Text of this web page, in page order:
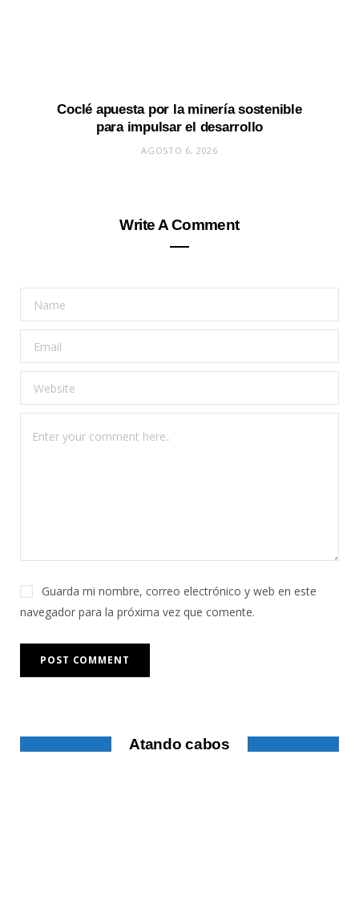
Coclé apuesta por la minería sostenible
para impulsar el desarrollo
AGOSTO 6, 2026
Write A Comment
Guarda mi nombre, correo electrónico y web en este
navegador para la próxima vez que comente.
Atando cabos